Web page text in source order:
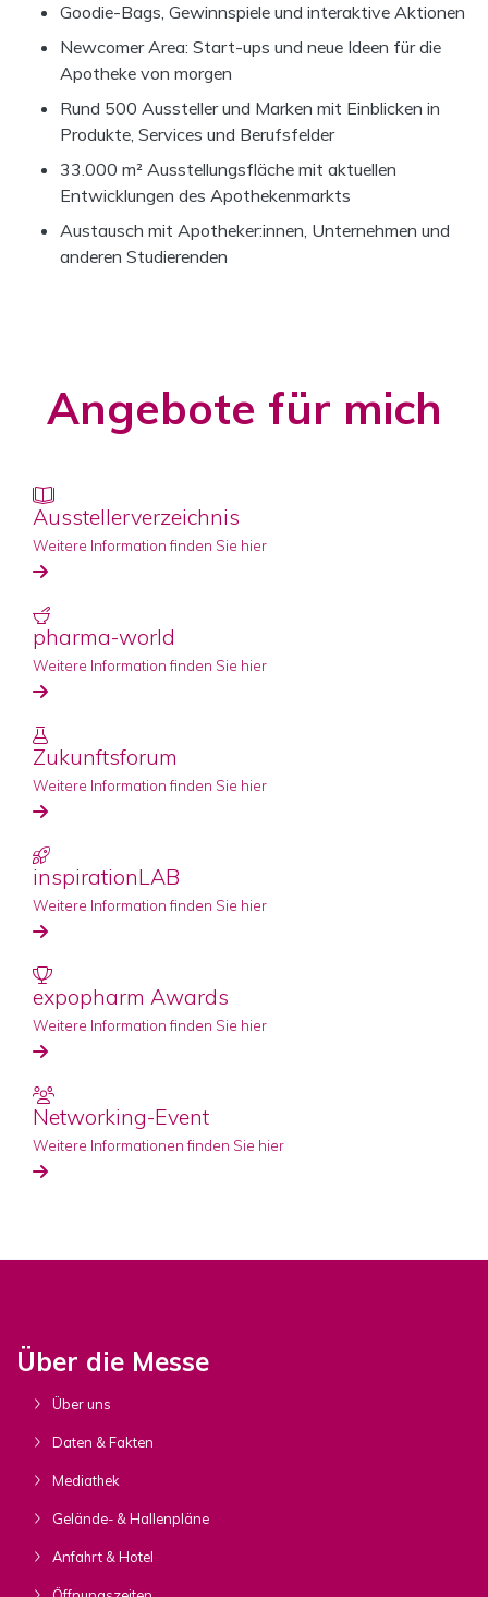
Goodie-Bags, Gewinnspiele und interaktive Aktionen
Newcomer Area: Start-ups und neue Ideen für die
Apotheke von morgen
Rund 500 Aussteller und Marken mit Einblicken in
Produkte, Services und Berufsfelder
33.000 m² Ausstellungsfläche mit aktuellen
Entwicklungen des Apothekenmarkts
Austausch mit Apotheker:innen, Unternehmen und
anderen Studierenden
Angebote für mich
Ausstellerverzeichnis
Weitere Information finden Sie hier
pharma-world
Weitere Information finden Sie hier
Zukunftsforum
Weitere Information finden Sie hier
inspirationLAB
Weitere Information finden Sie hier
expopharm Awards
Weitere Information finden Sie hier
Networking-Event
Weitere Informationen finden Sie hier
Über die Messe
Über uns
Daten & Fakten
Mediathek
Gelände- & Hallenpläne
Anfahrt & Hotel